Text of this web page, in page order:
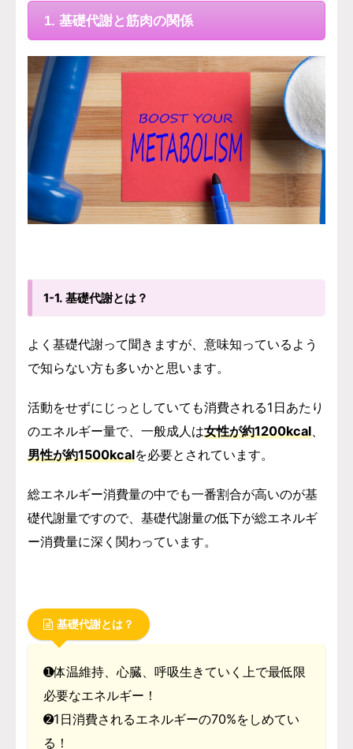
1. 基礎代謝と筋肉の関係
1-1. 基礎代謝とは？
よく基礎代謝って聞きますが、意味知っているよう
で知らない方も多いかと思います。
活動をせずにじっとしていても消費される1日あたり
のエネルギー量で、一般成人は女性が約1200kcal
男性が約1500kcalを必要とされています。
総エネルギー消費量の中でも一番割合が高いのが基
礎代謝量ですので、基礎代謝量の低下が総エネルギ
ー消費量に深く関わっています。
基礎代謝とは？
➊体温維持、心臓、呼吸生きていく上で最低限
必要なエネルギー！
➋1日消費されるエネルギーの70%をしめてい
る！